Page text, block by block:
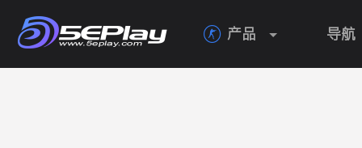
 产品 导航